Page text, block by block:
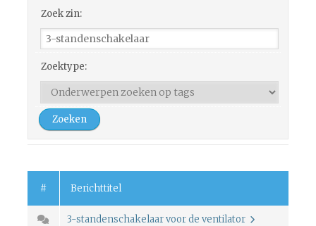
Zoek zin:
Zoektype:
# Berichttitel
3-standenschakelaar voor de ventilator